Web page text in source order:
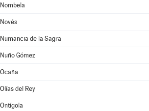
Nombela
Novés
Numancia de la Sagra
Nuño Gómez
Ocaña
Olías del Rey
Ontígola